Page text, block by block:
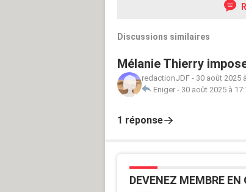
Discussions similaires
Mélanie Thierry
redactionJDF - 30 août 2025
Eniger - 30 août 2025 à
1 réponse
DEVENEZ MEMBRE EN